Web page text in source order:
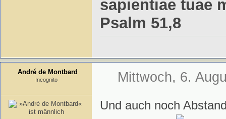
sapientiae tuae
Psalm 51,8
André de Montbard
Incognito Mittwoch, 6.
Und auch noch